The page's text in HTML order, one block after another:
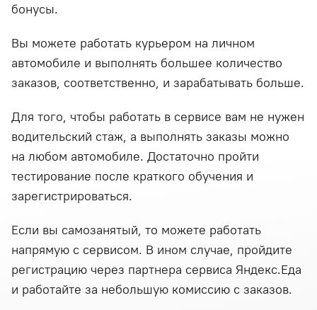
бонусы.
Вы можете работать курьером на личном
автомобиле и выполнять большее количество
заказов, соответственно, и зарабатывать больше.
Для того, чтобы работать в сервисе вам не нужен
водительский стаж, а выполнять заказы можно
на любом автомобиле. Достаточно пройти
тестирование после краткого обучения и
зарегистрироваться.
Если вы самозанятый, то можете работать
напрямую с сервисом. В ином случае, пройдите
регистрацию через партнера сервиса Яндекс.Еда
и работайте за небольшую комиссию с заказов.